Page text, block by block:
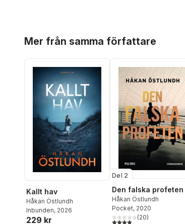
Mer från samma författare
Kallt hav
Håkan Östlundh
Inbunden, 2026
229 kr
Del 2
Den falska profeten
Håkan Östlundh
Pocket, 2020
3,9utav 5 stjärnor. Totalt
(20)